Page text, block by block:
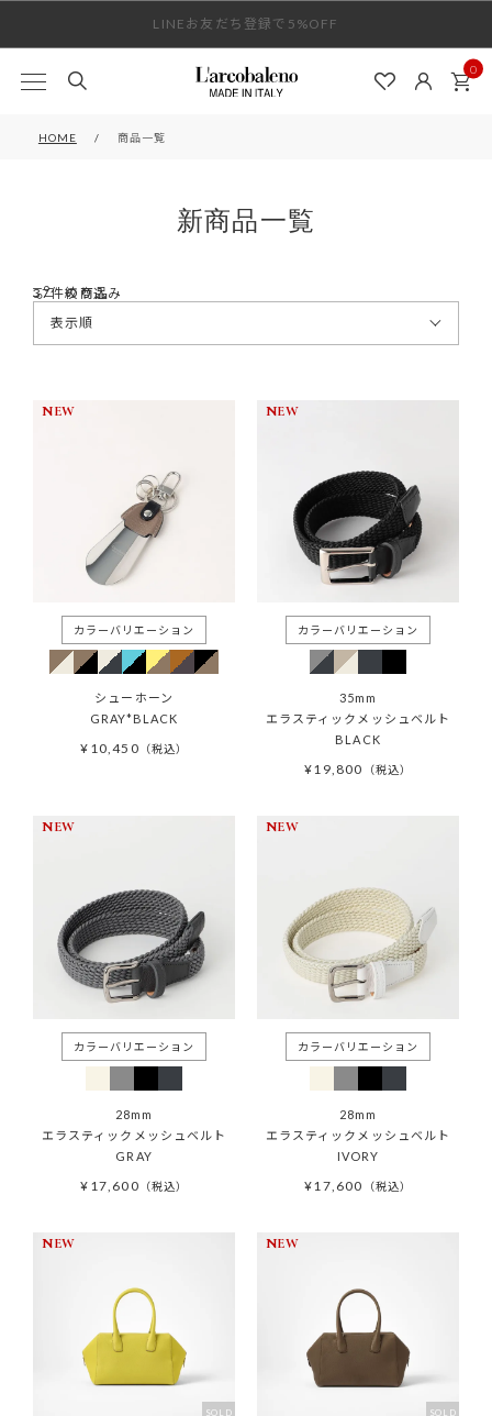
夏季休業のお知らせ
LINEお友だち登録で5%OFF
0
HOME 商品一覧
新商品一覧
絞り込み
37
シューホーン
GRAY*BLACK
NEW
¥ 10,450 税込
35mm
エラスティックメッシュベルト
BLACK
NEW
¥19,800 税込
28mm
エラスティックメッシュベルト
GRAY
NEW
¥ 17,600 税込
28mm
エラスティックメッシュベルト
IVORY
NEW
¥17,600 税込
SOLD
NEW
SOLD
NEW